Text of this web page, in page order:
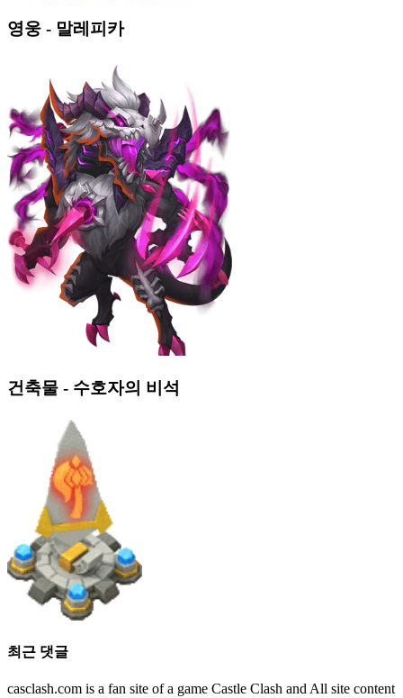
영웅 - 말레피카
건축물 - 수호자의 비석
최근 댓글
casclash.com is a fan site of a game Castle Clash and All site content